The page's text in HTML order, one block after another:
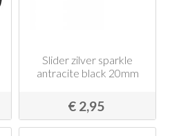
Slider zilver sparkle
antracite black 20mm
€ 2,95